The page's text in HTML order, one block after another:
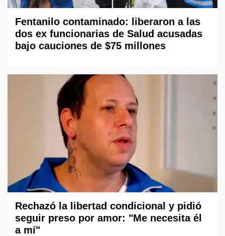
Fentanilo contaminado: liberaron a las
dos ex funcionarias de Salud acusadas
bajo cauciones de $75 millones
Rechazó la libertad condicional y pidió
seguir preso por amor: "Me necesita él
a mí"